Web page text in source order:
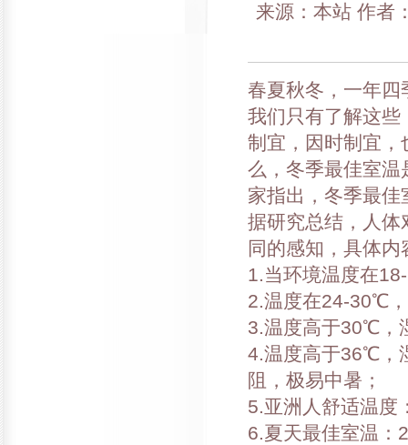
来源：本站 作者
春夏秋冬，一年四
我们只有了解这些
制宜，因时制宜，
么，冬季最佳室温
家指出，冬季最
据研究总结，人体
同的感知，具体内
1.当环境温度在
2.温度在24-30℃
3.温度高于30℃，
4.温度高于36℃，
阻，极易中暑；
5.亚洲人舒适温
6.夏天最佳室温